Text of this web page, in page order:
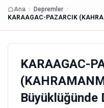
Ana
Depremler
KARAAGAC-
Büyüklüğünde